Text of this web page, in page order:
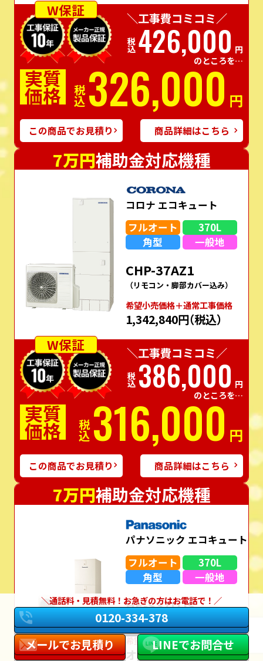
W保証
＼工事費コミコミ／
税込426,000 円
のところを…
実質
価格 税込326,000 円
この商品でお見積り 商品詳細はこちら
7万円補助金対応機種
コロナ エコキュート
フルオート
370L
角型
一般地
CHP-37AZ1
（リモコン・脚部カバー込み）
希望⼩売価格＋通常⼯事価格
1,342,840円（税込）
W保証
＼工事費コミコミ／
税込 386,000 円
のところを…
実質
価格 税込316,000 円
この商品でお見積り 商品詳細はこちら
7万円補助金対応機種
パナソニック エコキュート
フルオート
370L
角型
一般地
HE-S37LQS
（リモコン・脚部カバー込み）
希望⼩売価格＋通常⼯事価格
オープン価格
通話料・見積無料！お急ぎの方はお電話で！
0120-334-378
メールでお見積り
LINEでお問合せ